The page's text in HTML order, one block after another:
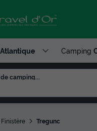
Atlantique Camping
camping...
Finistère Tregunc